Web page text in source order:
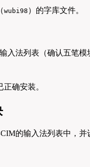
wubi98 ）的字库文件。
入法列表（确认五笔模
正确安装。
的输入法列表中，并